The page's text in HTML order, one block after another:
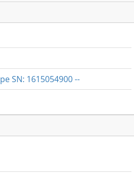
SN: 1615054900 --